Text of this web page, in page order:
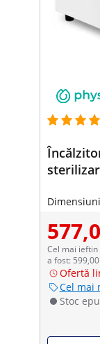
Cel mai
a fost: 599,00
Ofertă
Cel mai
Stoc